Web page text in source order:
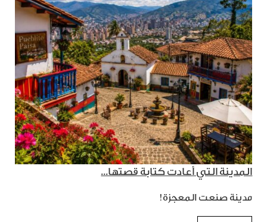
المدينة التي أعادت كتابة قصتها...
مدينة صنعت المعجزة!